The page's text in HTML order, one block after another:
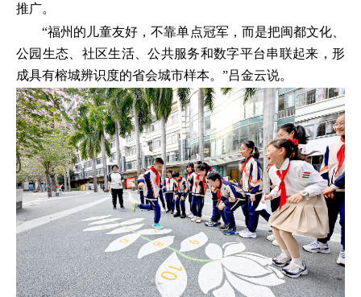
推广。
“福州的儿童友好，不靠单点冠军，而是把闽都文化、
公园生态、社区生活、公共服务和数字平台串联起来，形
成具有榕城辨识度的省会城市样本。”吕金云说。